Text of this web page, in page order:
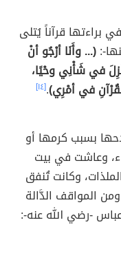
براءتها قرآناً يُتلى
:(... وأَنَا أرْجُو أنْ
في شَأْنِي وحْيًا،
في أمْرِي).[١٤]
بسبب كرمها أو
وعاشت في بيت
وكانت تُنفق
المواقف الدَّالة
-رضي الله عنه-: